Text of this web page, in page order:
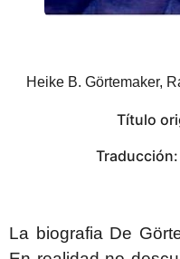
Heike B. Görtemaker,
Título
La biografia De